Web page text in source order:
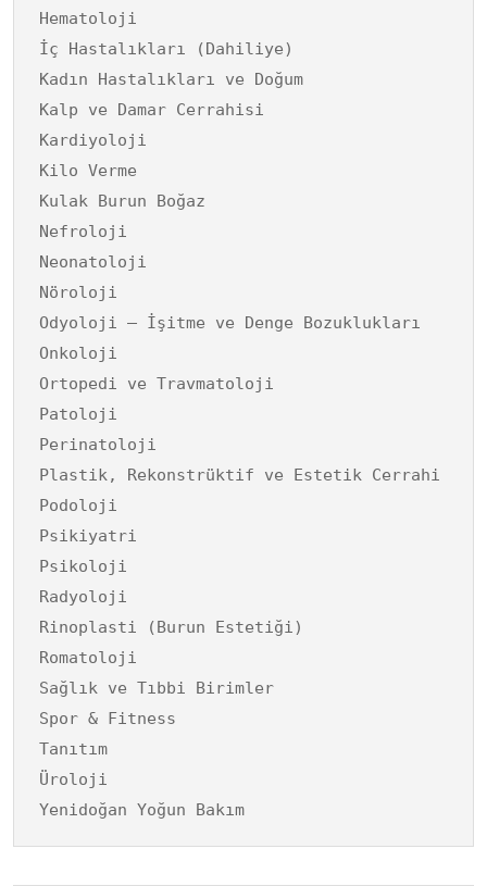
Hematoloji
İç Hastalıkları (Dahiliye)
Kadın Hastalıkları ve Doğum
Kalp ve Damar Cerrahisi
Kardiyoloji
Kilo Verme
Kulak Burun Boğaz
Nefroloji
Neonatoloji
Nöroloji
Odyoloji – İşitme ve Denge Bozuklukları
Onkoloji
Ortopedi ve Travmatoloji
Patoloji
Perinatoloji
Plastik, Rekonstrüktif ve Estetik Cerrahi
Podoloji
Psikiyatri
Psikoloji
Radyoloji
Rinoplasti (Burun Estetiği)
Romatoloji
Sağlık ve Tıbbi Birimler
Spor & Fitness
Tanıtım
Üroloji
Yenidoğan Yoğun Bakım